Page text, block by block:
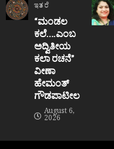
ಇತರೆ
“ಮಂಡಲ
ಕಲೆ….ಎಂಬ
ಅದ್ವಿತೀಯ
ಕಲಾ ರಚನೆ”‌
ವೀಣಾ
ಹೇಮಂತ್‌
ಗೌಡಪಾಟೀಲ
August 6,
2026